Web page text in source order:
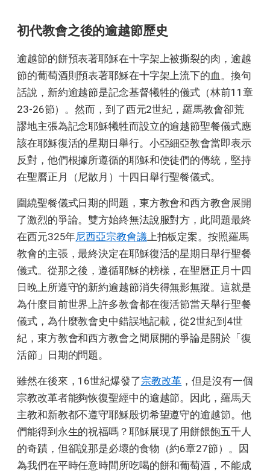
初代教會之後的逾越節歷史
逾越節的餅預表著耶穌在十字架上被撕裂的肉，逾越
節的葡萄酒則預表著耶穌在十字架上流下的血。換句
話說，新約逾越節是記念基督犧牲的儀式（林前11章
23-26節）。然而，到了西元2世紀，羅馬教會卻荒
謬地主張為記念耶穌犧牲而設立的逾越節聖餐儀式應
該在耶穌復活的星期日舉行。小亞細亞教會當即表示
反對，他們根據所遵循的耶穌和使徒們的傳統，堅持
在聖曆正月（尼散月）十四日舉行聖餐儀式。
圍繞聖餐儀式日期的問題，東方教會和西方教會展開
了激烈的爭論。雙方始終無法說服對方，此問題最終
在西元325年尼西亞宗教會議上拍板定案。按照羅馬
教會的主張，最終決定在耶穌復活的星期日舉行聖餐
儀式。從那之後，遵循耶穌的榜樣，在聖曆正月十四
日晚上所遵守的新約逾越節消失得無影無蹤。這就是
為什麼目前世界上許多教會都在復活節當天舉行聖餐
儀式，為什麼教會史中錯誤地記載，從2世紀到4世
紀，東方教會和西方教會之間展開的爭論是關於「復
活節」日期的問題。
雖然在後來，16世紀爆發了宗教改革 ，但是沒有一個
宗教改革者能夠恢復聖經中的逾越節。因此，羅馬天
主教和新教都不遵守耶穌殷切希望遵守的逾越節。他
們能得到永生的祝福嗎？耶穌展現了用餅餵飽五千人
的奇蹟，但卻說那是必壞的食物（約6章27節）。因
為我們在平時任意時間所吃喝的餅和葡萄酒，不能成